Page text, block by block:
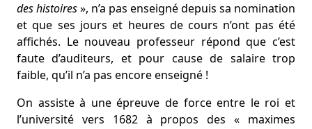
des histoires», n’a pas enseigné depuis sa nomination
et que ses jours et heures de cours n’ont pas été
affichés. Le nouveau professeur répond que c’est
faute d’auditeurs, et pour cause de salaire trop
faible, qu’il n’a pas encore enseigné !
On assiste à une épreuve de force entre le roi et
l’université vers 1682 à propos des « maximes